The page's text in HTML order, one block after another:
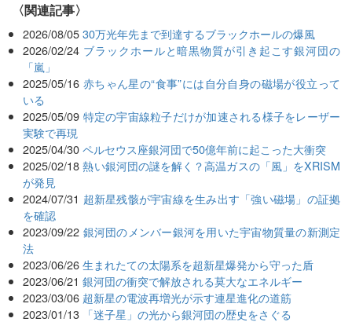
関連記事
2026/08/05 30万光年先まで到達するブラックホールの爆風
2026/02/24 ブラックホールと暗黒物質が引き起こす銀河団の
「嵐」
2025/05/16 赤ちゃん星の“食事”には自分自身の磁場が役立って
いる
2025/05/09 特定の宇宙線粒子だけが加速される様子をレーザー
実験で再現
2025/04/30 ペルセウス座銀河団で50億年前に起こった大衝突
2025/02/18 熱い銀河団の謎を解く？高温ガスの「風」をXRISM
が発見
2024/07/31 超新星残骸が宇宙線を生み出す「強い磁場」の証拠
を確認
2023/09/22 銀河団のメンバー銀河を用いた宇宙物質量の新測定
法
2023/06/26 生まれたての太陽系を超新星爆発から守った盾
2023/06/21 銀河団の衝突で解放される莫大なエネルギー
2023/03/06 超新星の電波再増光が示す連星進化の道筋
2023/01/13 「迷子星」の光から銀河団の歴史をさぐる